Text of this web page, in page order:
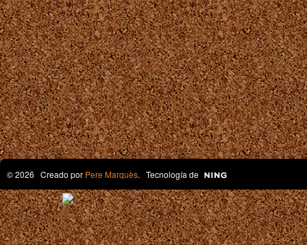
© 2026 Creado por Pere Marquès. Tecnología de